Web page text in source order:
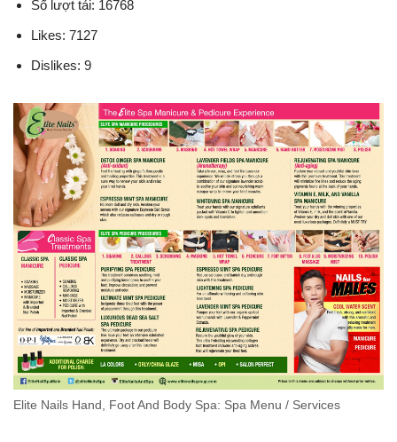
Số lượt tải: 16768
Likes: 7127
Dislikes: 9
Elite Nails Hand, Foot And Body Spa: Spa Menu / Services